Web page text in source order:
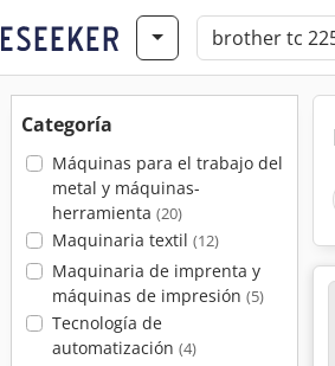
Categoría
Máquinas para el trabajo del
metal y máquinas-
herramienta (20)
Maquinaria textil (12)
Maquinaria de imprenta y
máquinas de impresión (5)
Tecnología de
automatización (4)